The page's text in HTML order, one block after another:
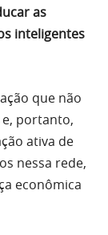
as
inteligentes
que não
e, portanto,
ativa de
nessa rede,
econômica